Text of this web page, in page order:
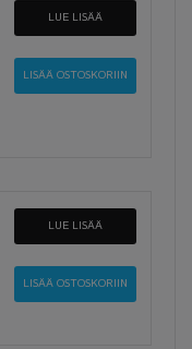
LUE LISÄÄ
LUE LISÄÄ